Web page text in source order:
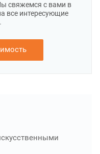
свяжемся с вами в
все интересующие